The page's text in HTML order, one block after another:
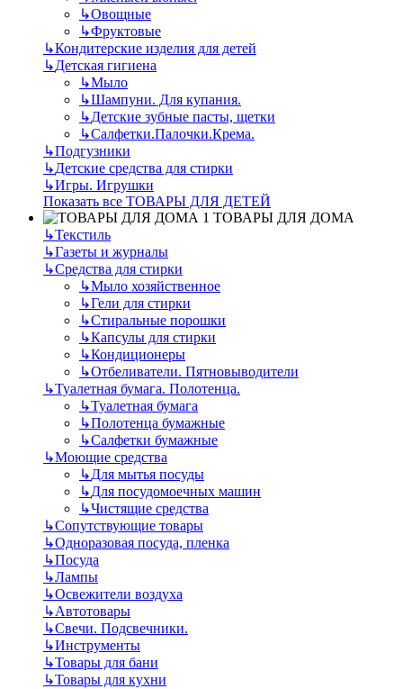
↳Овощные
↳Фруктовые
↳Кондитерские изделия для детей
↳Детская гигиена
↳Мыло
↳Шампуни. Для купания.
↳Детские зубные пасты, щетки
↳Салфетки.Палочки.Крема.
↳Подгузники
↳Детские средства для стирки
↳Игры. Игрушки
Показать все ТОВАРЫ ДЛЯ ДЕТЕЙ
ТОВАРЫ ДЛЯ ДОМА
↳Текстиль
↳Газеты и журналы
↳Средства для стирки
↳Мыло хозяйственное
↳Гели для стирки
↳Стиральные порошки
↳Капсулы для стирки
↳Кондиционеры
↳Отбеливатели. Пятновыводители
↳Туалетная бумага. Полотенца.
↳Туалетная бумага
↳Полотенца бумажные
↳Салфетки бумажные
↳Моющие средства
↳Для мытья посуды
↳Для посудомоечных машин
↳Чистящие средства
↳Сопутствующие товары
↳Одноразовая посуда, пленка
↳Посуда
↳Лампы
↳Освежители воздуха
↳Автотовары
↳Свечи. Подсвечники.
↳Инструменты
↳Товары для бани
↳Товары для кухни